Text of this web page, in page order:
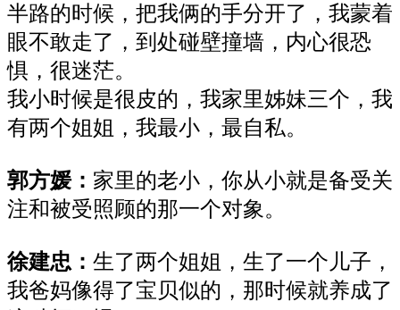
半路的时候，把我俩的手分开了，我蒙着
眼不敢走了，到处碰壁撞墙，内心很恐
惧，很迷茫。
我小时候是很皮的，我家里姊妹三个，我
有两个姐姐，我最小，最自私。
郭方媛： 家里的老小，你从小就是备受关
注和被受照顾的那一个对象。
徐建忠 ： 生了两个姐姐，生了一个儿子，
我爸妈像得了宝贝似的，那时候就养成了